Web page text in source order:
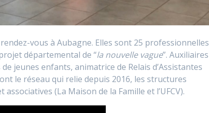
vous à Aubagne. Elles sont 25 professionnelles
départemental de “la nouvelle vague”. Auxiliaires
jeunes enfants, animatrice de Relais d’Assistantes
le réseau qui relie depuis 2016, les structures
(La Maison de la Famille et l’UFCV).